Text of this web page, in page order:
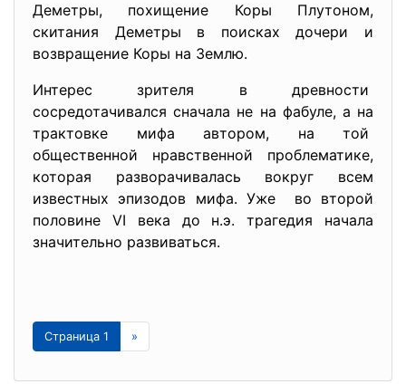
Деметры, похищение Коры Плутоном,
скитания Деметры в поисках дочери и
возвращение Коры на Землю.
Интерес зрителя в древности
сосредотачивался сначала не на фабуле, а на
трактовке мифа автором, на той
общественной нравственной проблематике,
которая разворачивалась вокруг всем
известных эпизодов мифа. Уже во второй
половине VI века до н.э. трагедия начала
значительно развиваться.
Страница 1 »